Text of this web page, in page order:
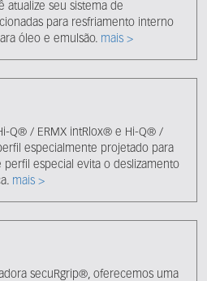
atualize seu sistema de
para resfriamento interno
óleo e emulsão. mais >
Q® / ERMX intRlox® e Hi-Q® /
especialmente projetado para
perfil especial evita o deslizamento
mais >
secuRgrip®, oferecemos uma